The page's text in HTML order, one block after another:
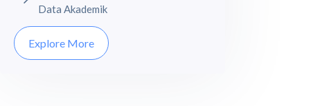
Data Akademik
Explore More